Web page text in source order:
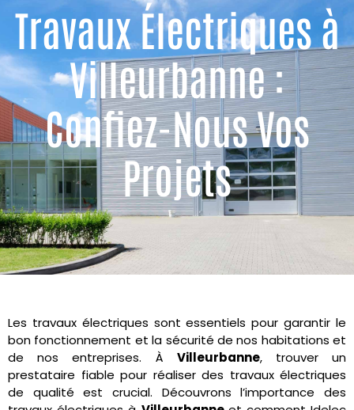
Travaux Électriques à
Villeurbanne :
Confiez-Nous Vos
Projets
Les travaux électriques sont essentiels pour garantir le
bon fonctionnement et la sécurité de nos habitations et
de nos entreprises. À Villeurbanne, trouver un
prestataire fiable pour réaliser des travaux électriques
de qualité est crucial. Découvrons l’importance des